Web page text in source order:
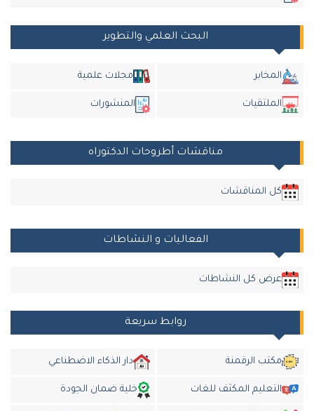
البحث العلمي والتطوير
المخابر مجلات علمية
الملتقيات المنشورات
مناقشات أطروحات الدكتوراه
كل المناقشات
الفعاليات و النشاطات
عرض كل النشاطات
روابط سريعة
مكتب الرقمنة دار الذكاء الاضطناعي
التعليم المكثف للغات خلية ضمان الجودة